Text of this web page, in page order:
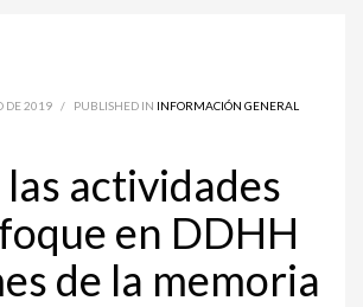
DE 2019 / PUBLISHED IN INFORMACIÓN GENERAL
actividades
en DDHH
de la memoria